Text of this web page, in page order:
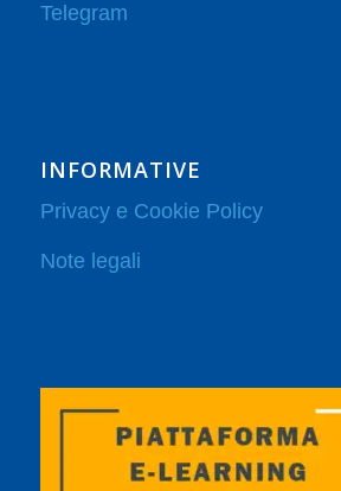
Telegram
INFORMATIVE
Privacy e Cookie Policy
Note legali